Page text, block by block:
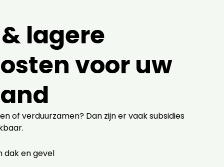
lagere
voor uw
of verduurzamen? Dan zijn er vaak subsidies
dak en gevel